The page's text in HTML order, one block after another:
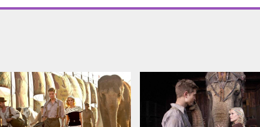
latviešu un krievu valodā